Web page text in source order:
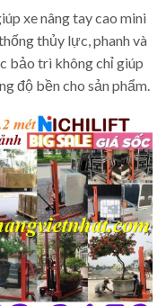
xe nâng tay cao mini
thủy lực, phanh và
bảo trì không chỉ giúp
độ bền cho sản phẩm.